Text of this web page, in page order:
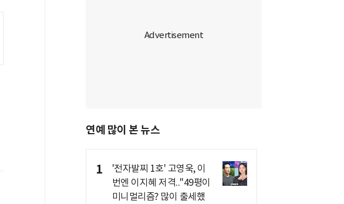
연예 많이 본 뉴스
1
'전자발찌 1호' 고영욱, 이
번엔 이지혜 저격.."49평이
미니멀리즘? 많이 출세했